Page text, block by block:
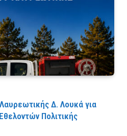
Δ. Λουκά για
Πολιτικής